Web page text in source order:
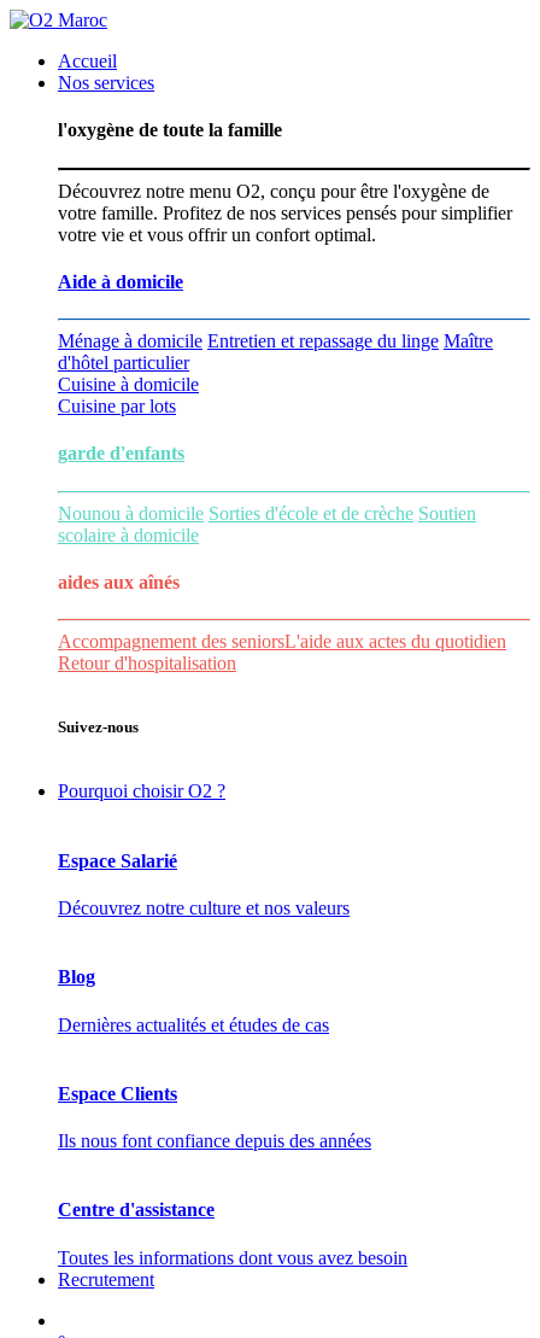
Accueil
Nos services
l'oxygène de toute la famille
Découvrez notre menu O2, conçu pour être l'oxygène de
votre famille. Profitez de nos services pensés pour simplifier
votre vie et vous offrir un confort optimal.
Aide à domicile
Ménage à domicile Entretien et repassage du linge Maître
d'hôtel particulier
Cuisine à domicile
Cuisine par lots
garde d'enfants
Nounou à domicile Sorties d'école et de crèche Soutien
scolaire à domicile
aides aux aînés
Accompagnement des seniorsL'aide aux actes du quotidien
Retour d'hospitalisation
Suivez-nous
Pourquoi choisir O2 ?
Espace Salarié
Découvrez notre culture et nos valeurs
Blog
Dernières actualités et études de cas
Espace Clients
Ils nous font confiance depuis des années
Centre d'assistance
Toutes les informations dont vous avez besoin
Recrutement